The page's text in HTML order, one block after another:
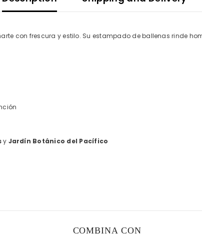
con frescura y estilo. Su estampado de ballenas rinde
y Jardín Botánico del Pacífico
COMBINA CON